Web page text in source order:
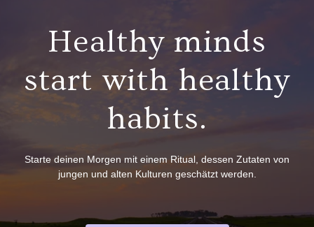
Healthy minds
start with healthy
habits.
Starte deinen Morgen mit einem Ritual, dessen Zutaten von
jungen und alten Kulturen geschätzt werden.